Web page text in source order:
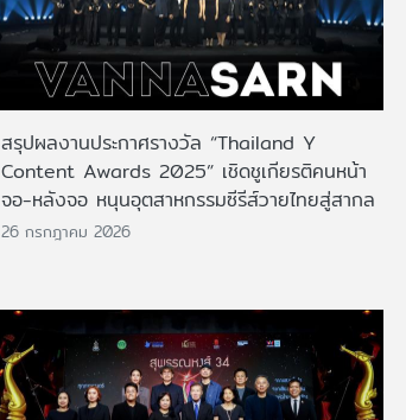
สรุปผลงานประกาศรางวัล “Thailand Y
Content Awards 2025” เชิดชูเกียรติคนหน้า
จอ-หลังจอ หนุนอุตสาหกรรมซีรีส์วายไทยสู่สากล
26 กรกฎาคม 2026